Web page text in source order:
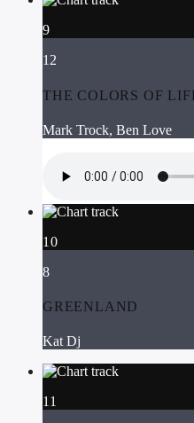
9
12
THE COLORS OF
Mark Trock, Ben Love
10
8
GREENLAND
Kat Dj
11